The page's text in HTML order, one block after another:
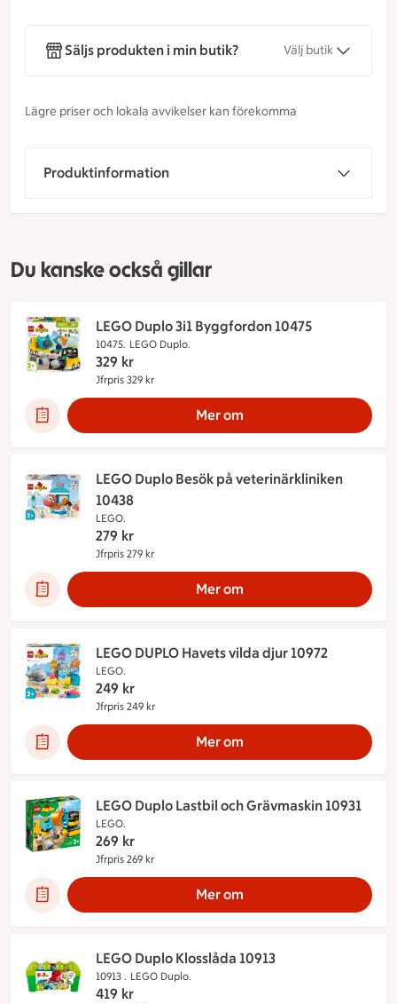
Säljs produkten i min butik? Välj butik
Lägre priser och lokala avvikelser kan förekomma
Produktinformation
Du kanske också gillar
LEGO Duplo 3i1 Byggfordon 10475
10475. LEGO Duplo.
329 kr
Jfrpris 329 kr
Mer om
LEGO Duplo Besök på veterinärkliniken
10438
LEGO.
279 kr
Jfrpris 279 kr
Mer om
LEGO DUPLO Havets vilda djur 10972
LEGO.
249 kr
Jfrpris 249 kr
Mer om
LEGO Duplo Lastbil och Grävmaskin 10931
LEGO.
269 kr
Jfrpris 269 kr
Mer om
LEGO Duplo Klosslåda 10913
10913 . LEGO Duplo.
419 kr